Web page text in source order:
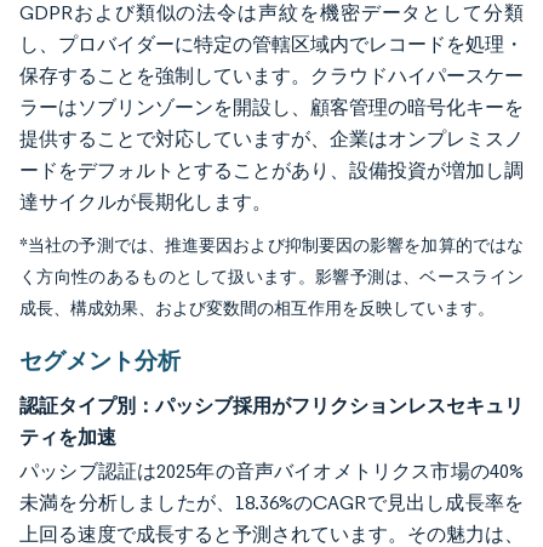
GDPRおよび類似の法令は声紋を機密データとして分類
し、プロバイダーに特定の管轄区域内でレコードを処理・
保存することを強制しています。クラウドハイパースケー
ラーはソブリンゾーンを開設し、顧客管理の暗号化キーを
提供することで対応していますが、企業はオンプレミスノ
ードをデフォルトとすることがあり、設備投資が増加し調
達サイクルが長期化します。
*当社の予測では、推進要因および抑制要因の影響を加算的ではな
く方向性のあるものとして扱います。影響予測は、ベースライン
成長、構成効果、および変数間の相互作用を反映しています。
セグメント分析
認証タイプ別：パッシブ採用がフリクションレスセキュリ
ティを加速
パッシブ認証は2025年の音声バイオメトリクス市場の40%
未満を分析しましたが、18.36%のCAGRで見出し成長率を
上回る速度で成長すると予測されています。その魅力は、